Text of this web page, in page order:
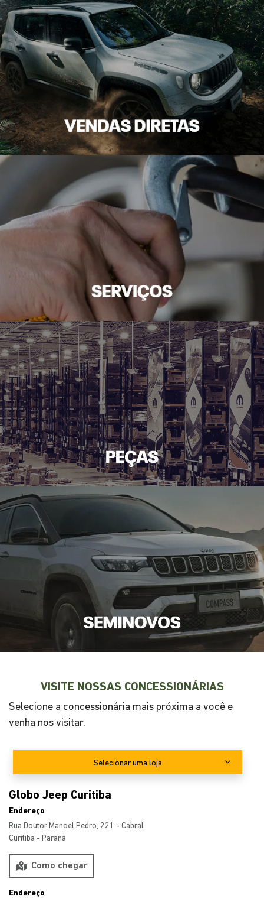
VISITE NOSSAS CONCESSIONÁRIAS
Selecione a concessionária mais próxima a você e
venha nos visitar.
Selecionar uma loja
Globo Jeep Curitiba
Endereço
Rua Doutor Manoel Pedro, 221 - Cabral
Curitiba - Paraná
Como chegar
Endereço